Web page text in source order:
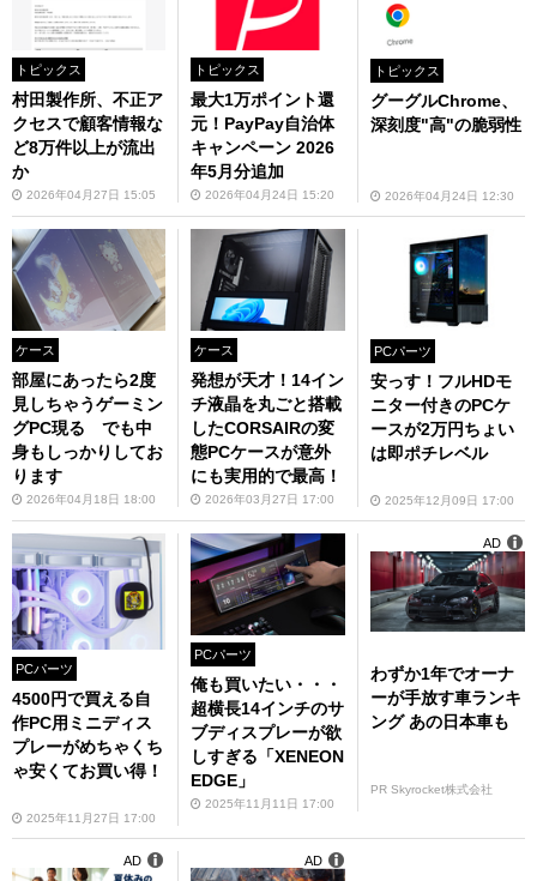
トピックス
村田製作所、不正ア
クセスで顧客情報な
ど8万件以上が流出
か
2026年04月27日 15:05
トピックス
最大1万ポイント還
元！PayPay自治体
キャンペーン 2026
年5月分追加
2026年04月24日 15:20
トピックス
グーグルChrome、
深刻度"高"の脆弱性
2026年04月24日 12:30
ケース
部屋にあったら2度
見しちゃうゲーミン
グPC現る でも中
身もしっかりしてお
ります
2026年04月18日 18:00
ケース
発想が天才！14イン
チ液晶を丸ごと搭載
したCORSAIRの変
態PCケースが意外
にも実用的で最高！
2026年03月27日 17:00
PCパーツ
安っす！フルHDモ
ニター付きのPCケ
ースが2万円ちょい
は即ポチレベル
2025年12月09日 17:00
PCパーツ
4500円で買える自
作PC用ミニディス
プレーがめちゃくち
ゃ安くてお買い得！
2025年11月27日 17:00
PCパーツ
俺も買いたい・・・
超横長14インチのサ
ブディスプレーが欲
しすぎる「XENEON
EDGE」
2025年11月11日 17:00
わずか1年でオーナ
ーが手放す車ランキ
ング あの日本車も
PR Skyrocket株式会社
AD
AD AD